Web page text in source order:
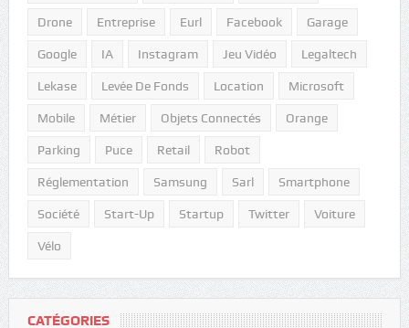
Drone Entreprise Eurl Facebook Garage
Google IA Instagram Jeu Vidéo Legaltech
Lekase Levée De Fonds Location Microsoft
Mobile Métier Objets Connectés Orange
Parking Puce Retail Robot
Réglementation Samsung Sarl Smartphone
Société Start-Up Startup Twitter Voiture
Vélo
CATÉGORIES